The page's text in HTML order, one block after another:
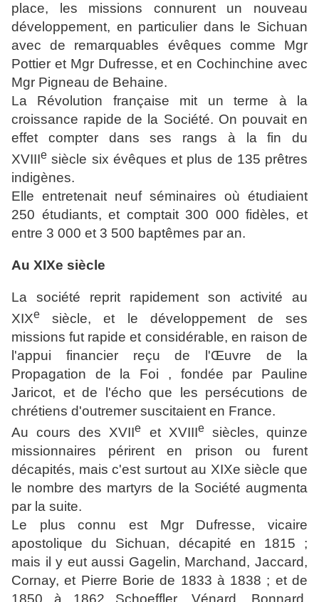
place, les missions connurent un nouveau
développement, en particulier dans le Sichuan
avec de remarquables évêques comme Mgr
Pottier et Mgr Dufresse, et en Cochinchine avec
Mgr Pigneau de Behaine.
La Révolution française mit un terme à la
croissance rapide de la Société. On pouvait en
effet compter dans ses rangs à la fin du
XVIIIe siècle six évêques et plus de 135 prêtres
indigènes.
Elle entretenait neuf séminaires où étudiaient
250 étudiants, et comptait 300 000 fidèles, et
entre 3 000 et 3 500 baptêmes par an.
Au XIXe siècle
La société reprit rapidement son activité au
XIXe
siècle, et le développement de ses
missions fut rapide et considérable, en raison de
l'appui financier reçu de l'Œuvre de la
Propagation de la Foi , fondée par Pauline
Jaricot, et de l'écho que les persécutions de
chrétiens d'outremer suscitaient en France.
Au cours des XVIIe et XVIIIesiècles, quinze
missionnaires périrent en prison ou furent
décapités, mais c'est surtout au XIXe siècle que
le nombre des martyrs de la Société augmenta
par la suite.
Le plus connu est Mgr Dufresse, vicaire
apostolique du Sichuan, décapité en 1815 ;
mais il y eut aussi Gagelin, Marchand, Jaccard,
Cornay, et Pierre Borie de 1833 à 1838 ; et de
1850 à 1862 Schoeffler, Vénard, Bonnard,